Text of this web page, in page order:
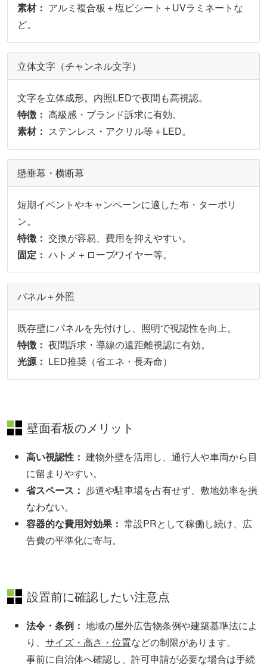
素材： アルミ複合板＋塩ビシート＋UVラミネートな
ど。
立体文字（チャンネル文字）
文字を立体成形。内照LEDで夜間も高視認。
特徴： 高級感・ブランド訴求に有効。
素材： ステンレス・アクリル等＋LED。
懸垂幕・横断幕
短期イベントやキャンペーンに適した布・ターポリ
ン。
特徴： 交換が容易、費用を抑えやすい。
固定： ハトメ＋ロープ∕ワイヤー等。
パネル＋外照
既存壁にパネルを先付けし、照明で視認性を向上。
特徴： 夜間訴求・導線の遠距離視認に有効。
光源： LED推奨（省エネ・⻑寿命）
壁面看板のメリット
高い視認性： 建物外壁を活用し、通行人や車両から目
に留まりやすい。
省スペース： 歩道や駐車場を占有せず、敷地効率を損
なわない。
容器的な費用対効果： 常設PRとして稼働し続け、広
告費の平準化に寄与。
設置前に確認したい注意点
法令・条例： 地域の屋外広告物条例や建築基準法によ
り、 サイズ・高さ・位置などの制限があります。
事前に自治体へ確認し、許可申請が必要な場合は手続